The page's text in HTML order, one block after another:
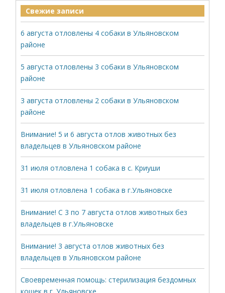
Свежие записи
6 августа отловлены 4 собаки в Ульяновском
районе
5 августа отловлены 3 собаки в Ульяновском
районе
3 августа отловлены 2 собаки в Ульяновском
районе
Внимание! 5 и 6 августа отлов животных без
владельцев в Ульяновском районе
31 июля отловлена 1 собака в с. Криуши
31 июля отловлена 1 собака в г.Ульяновске
Внимание! С 3 по 7 августа отлов животных без
владельцев в г.Ульяновске
Внимание! 3 августа отлов животных без
владельцев в Ульяновском районе
Своевременная помощь: стерилизация бездомных